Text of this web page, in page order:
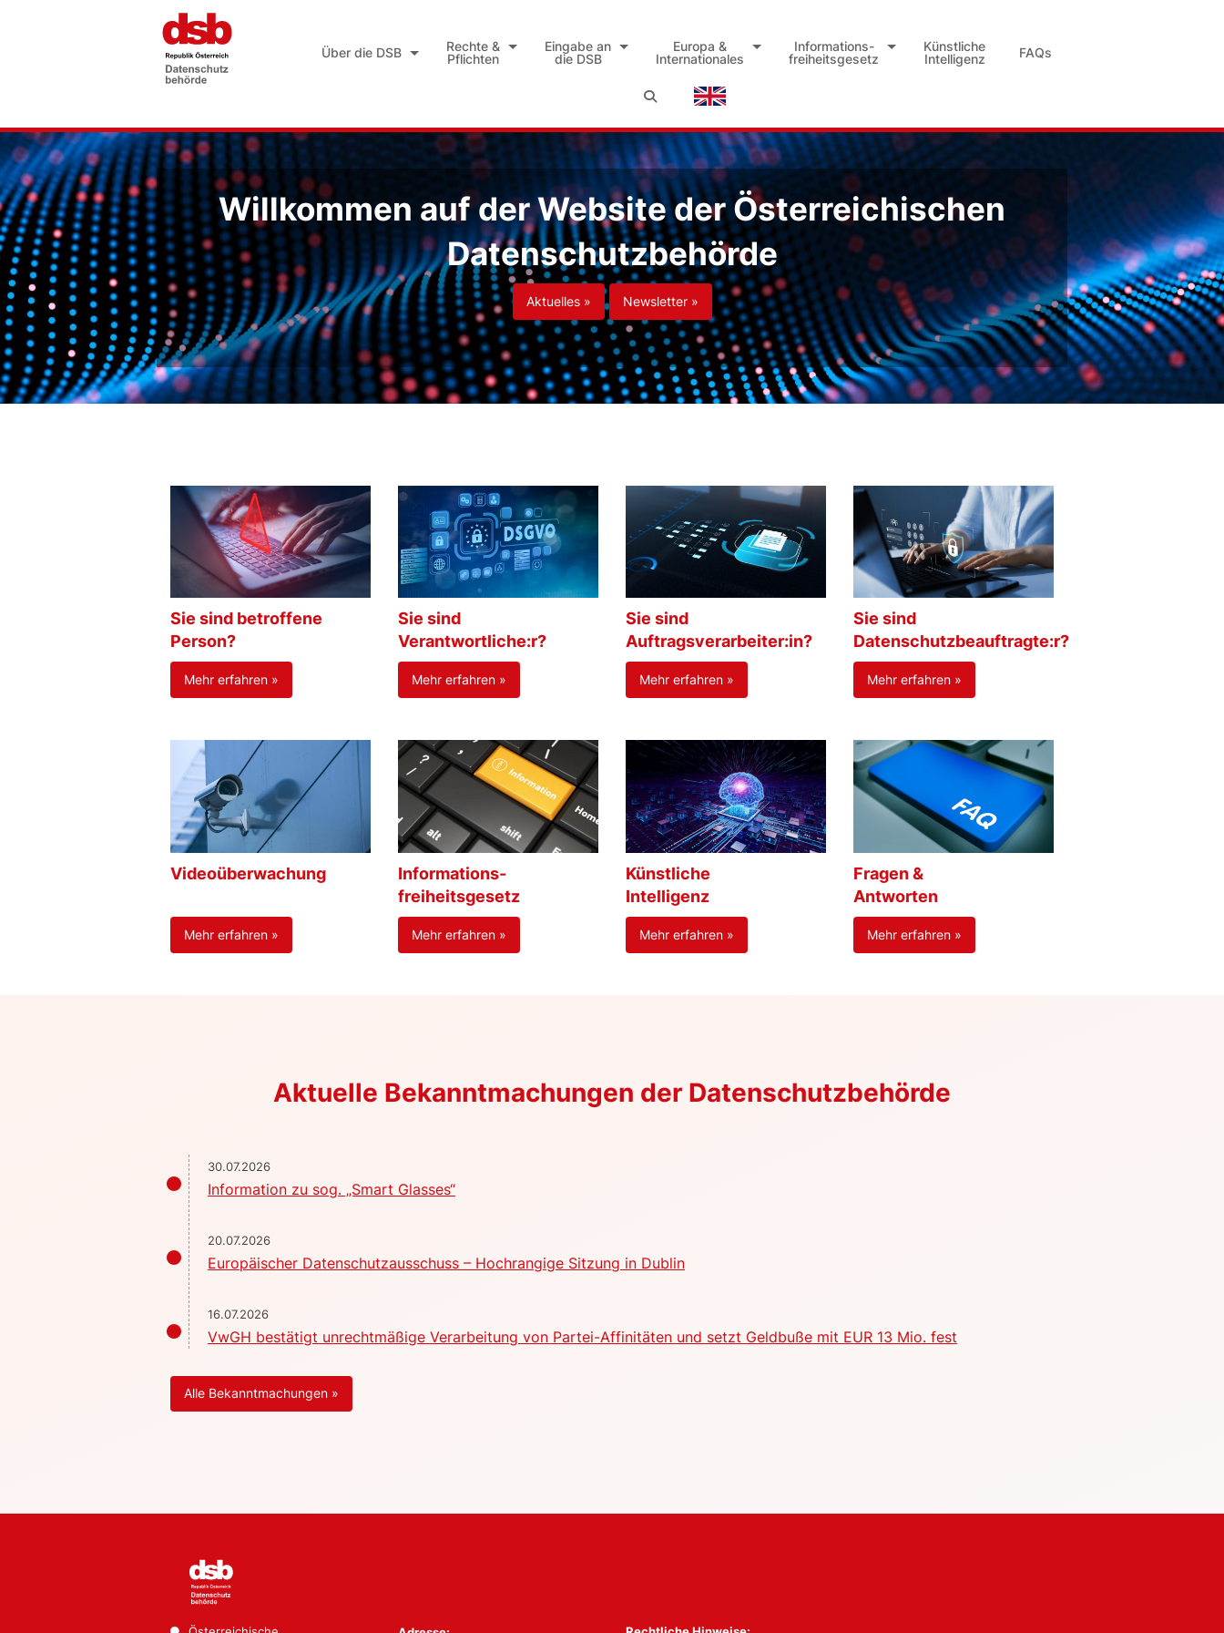
Über die DSB
Rechte &
Pflichten
Eingabe an
die DSB
Europa &
Internationales
Informations-
freiheitsgesetz
Künstliche
Intelligenz
FAQs
Willkommen auf der Website der Österreichischen
Datenschutzbehörde
Aktuelles » Newsletter »
Sie sind betroffene
Person?
Mehr erfahren »
Sie sind
Verantwortliche:r?
Mehr erfahren »
Sie sind
Auftragsverarbeiter:in?
Mehr erfahren »
Sie sind
Datenschutzbeauftragte:r?
Mehr erfahren »
Videoüberwachung
Mehr erfahren »
Informations-
freiheitsgesetz
Mehr erfahren »
Künstliche
Intelligenz
Mehr erfahren »
Fragen &
Antworten
Mehr erfahren »
Aktuelle Bekanntmachungen der Datenschutzbehörde
30.07.2026
Information zu sog. „Smart Glasses“
20.07.2026
Europäischer Datenschutzausschuss – Hochrangige Sitzung in Dublin
16.07.2026
VwGH bestätigt unrechtmäßige Verarbeitung von Partei-Affinitäten und setzt Geldbuße mit EUR 13 Mio. fest
Alle Bekanntmachungen »